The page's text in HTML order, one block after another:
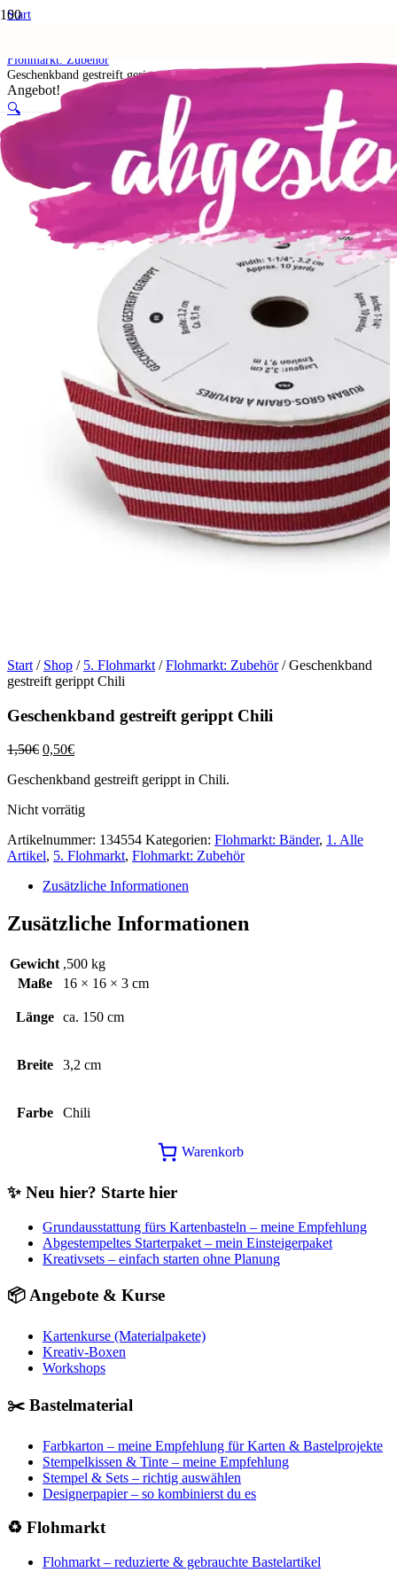
Start
Flohmarkt: Zubehör
Geschenkband gestreift gerippt Chili
Angebot!
🔍
Start / Shop / 5. Flohmarkt /Flohmarkt: Zubehör/ Geschenkband
gestreift gerippt Chili
Geschenkband gestreift gerippt Chili
1,50€ Ursprünglicher
war:
0,50€Aktueller
ist:
Geschenkband gestreift gerippt in Chili.
Nicht vorrätig
Artikelnummer: 134554 Kategorien: Flohmarkt: Bänder, 1. Alle
Artikel, 5. Flohmarkt, Flohmarkt: Zubehör
Zusätzliche Informationen
Zusätzliche Informationen
Gewicht ,500 kg
Maße
16 × 16 × 3 cm
Länge ca. 150 cm
Breite 3,2 cm
Farbe Chili
Warenkorb
✨ Neu hier? Starte hier
Grundausstattung fürs Kartenbasteln – meine Empfehlung
Abgestempeltes Starterpaket – mein Einsteigerpaket
Kreativsets – einfach starten ohne Planung
📦 Angebote & Kurse
Kartenkurse (Materialpakete)
Kreativ-Boxen
Workshops
✂️ Bastelmaterial
Farbkarton – meine Empfehlung für Karten & Bastelprojekte
Stempelkissen & Tinte – meine Empfehlung
Stempel & Sets – richtig auswählen
Designerpapier – so kombinierst du es
♻️ Flohmarkt
Flohmarkt – reduzierte & gebrauchte Bastelartikel